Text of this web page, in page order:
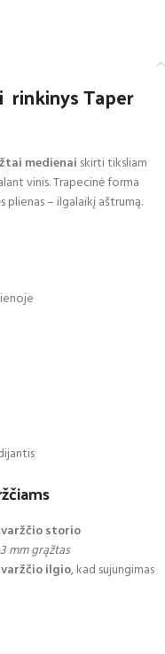
rinkinys Taper
medienai skirti tiksliam
vinis. Trapecinė forma
plienas – ilgalaikį aštrumą.
storio
mm grąžtas
ilgio, kad sujungimas